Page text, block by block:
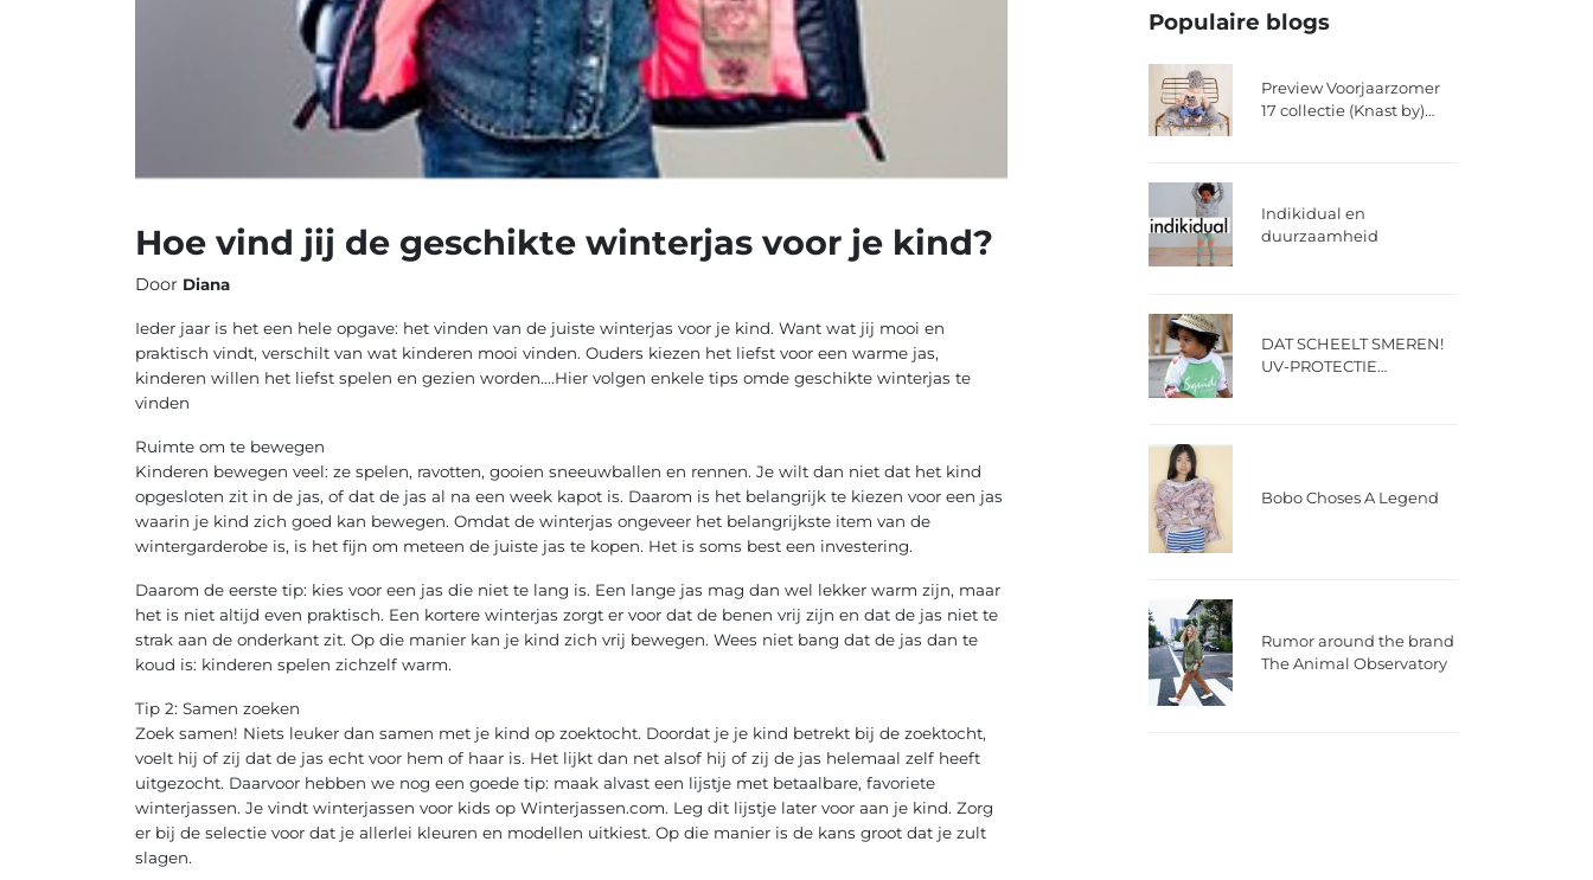
Hoe vind jij de geschikte winterjas voor je kind?
Door Diana
Ieder jaar is het een hele opgave: het vinden van de juiste winterjas voor je kind. Want wat jij mooi en
praktisch vindt, verschilt van wat kinderen mooi vinden. Ouders kiezen het liefst voor een warme jas,
kinderen willen het liefst spelen en gezien worden....Hier volgen enkele tips omde geschikte winterjas te
vinden
Ruimte om te bewegen
Kinderen bewegen veel: ze spelen, ravotten, gooien sneeuwballen en rennen. Je wilt dan niet dat het kind
opgesloten zit in de jas, of dat de jas al na een week kapot is. Daarom is het belangrijk te kiezen voor een jas
waarin je kind zich goed kan bewegen. Omdat de winterjas ongeveer het belangrijkste item van de
wintergarderobe is, is het fijn om meteen de juiste jas te kopen. Het is soms best een investering.
Daarom de eerste tip: kies voor een jas die niet te lang is. Een lange jas mag dan wel lekker warm zijn, maar
het is niet altijd even praktisch. Een kortere winterjas zorgt er voor dat de benen vrij zijn en dat de jas niet te
strak aan de onderkant zit. Op die manier kan je kind zich vrij bewegen. Wees niet bang dat de jas dan te
koud is: kinderen spelen zichzelf warm.
Tip 2: Samen zoeken
Zoek samen! Niets leuker dan samen met je kind op zoektocht. Doordat je je kind betrekt bij de zoektocht,
voelt hij of zij dat de jas echt voor hem of haar is. Het lijkt dan net alsof hij of zij de jas helemaal zelf heeft
uitgezocht. Daarvoor hebben we nog een goede tip: maak alvast een lijstje met betaalbare, favoriete
winterjassen. Je vindt winterjassen voor kids op Winterjassen.com. Leg dit lijstje later voor aan je kind. Zorg
er bij de selectie voor dat je allerlei kleuren en modellen uitkiest. Op die manier is de kans groot dat je zult
slagen.
Populaire blogs
Preview Voorjaarzomer
17 collectie (Knast by)
Indikidual en
duurzaamheid
DAT SCHEELT SMEREN!
UV-PROTECTIE
Bobo Choses A Legend
Rumor around the brand
The Animal Observatory